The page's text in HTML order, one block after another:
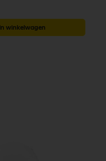
In winkelwagen